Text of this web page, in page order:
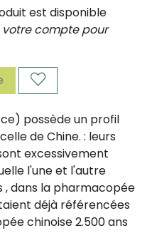
est disponible
compte pour
possède un profil
de Chine. : leurs
excessivement
l'une et l'autre
, dans la pharmacopée
déjà référencées
chinoise 2.500 ans